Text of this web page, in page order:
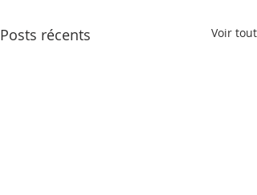
Posts récents Voir tout